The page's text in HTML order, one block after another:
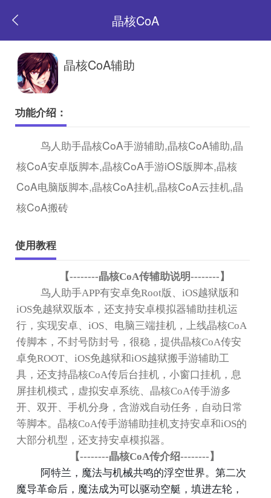
晶核CoA
返
页
晶核CoA辅助
功能介绍：
鸟人助手晶核CoA手游辅助,晶核CoA辅助,晶
核CoA安卓版脚本,晶核CoA手游iOS版脚本,晶核
CoA电脑版脚本,晶核CoA挂机,晶核CoA云挂机,晶
核CoA搬砖
使用教程
【--------晶核CoA传辅助说明--------】
鸟人助手APP有安卓免Root版、iOS越狱版和
iOS免越狱双版本，还支持安卓模拟器辅助挂机运
行，实现安卓、iOS 、电脑三端挂机，上线晶核CoA
传脚本，不封号防封号，很稳，提供晶核CoA传安
卓免ROOT 、iOS免越狱和iOS越狱搬手游辅助工
具，还支持晶核CoA传后台挂机，小窗口挂机，息
屏挂机模式，虚拟安卓系统、晶核CoA传手游多
开、双开、手机分身，含游戏自动任务，自动日常
等脚本。晶核CoA传手游辅助挂机支持安卓和iOS的
大部分机型，还支持安卓模拟器。
【--------晶核CoA传介绍--------】
阿特兰，魔法与机械共鸣的浮空世界。第二次
魔导革命后，魔法成为可以驱动空艇，填进左轮，